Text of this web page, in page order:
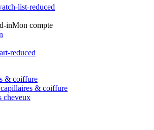
Mon compte
& coiffure
& coiffure
cheveux